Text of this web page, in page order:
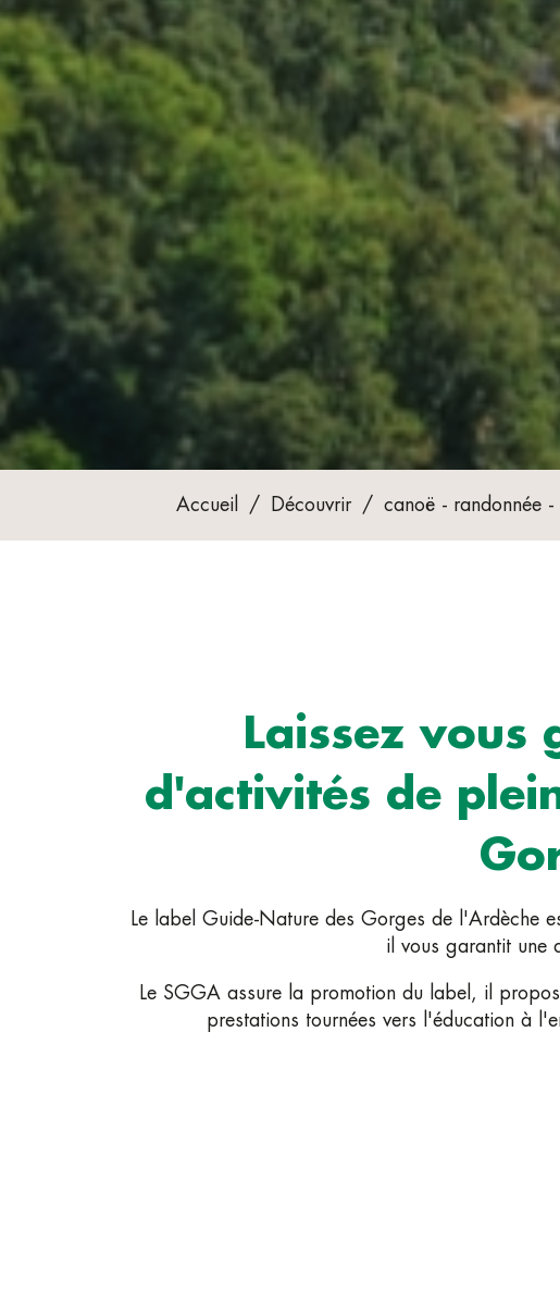
Accueil / Découvrir / canoë - randonnée
Laissez vous
d'activités de
Le label Guide-Nature des Gorges de l'Ardèche
il vous garantit une
Le SGGA assure la promotion du label, il
prestations tournées vers l'éducation à